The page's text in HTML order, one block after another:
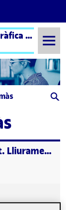
Taller de dibuix i expressió gràfica aula 1
Pràctica: El Dibuix Expandit. Lliurament 1
El Dibuix Expandit.